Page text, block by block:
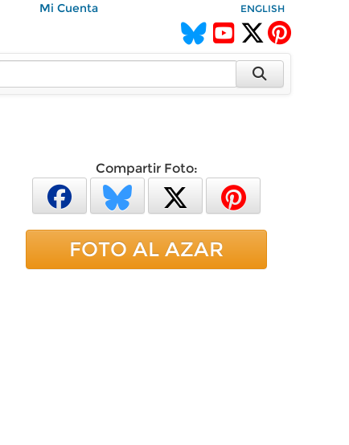
Mi Cuenta ENGLISH
Compartir Foto:
FOTO AL AZAR